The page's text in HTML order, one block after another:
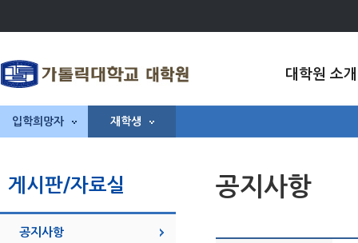
대학원 소개
입학희망자 재학생
게시판/자료실
공지사항
공지사항